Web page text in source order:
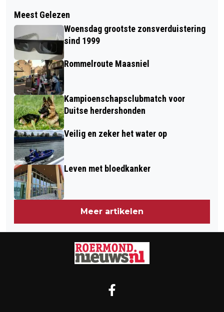
VROUW LICHTGEWOND BIJ
STEEKINCIDENT IN HEYTHUYSEN
POLITIE ONDERZOEKT
GEWELDSDELICT AAN BISSCHOP
LINDANUSSINGEL IN ROERMOND
Meest Gelezen
Woensdag grootste zonsverduistering
sind 1999
Rommelroute Maasniel
Kampioenschapsclubmatch voor
Duitse herdershonden
Veilig en zeker het water op
Leven met bloedkanker
Meer artikelen